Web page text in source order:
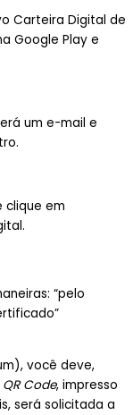
Carteira Digital de
Google Play e
um e-mail e
clique em
“pelo
você deve,
QR Code, impresso
será solicitada a